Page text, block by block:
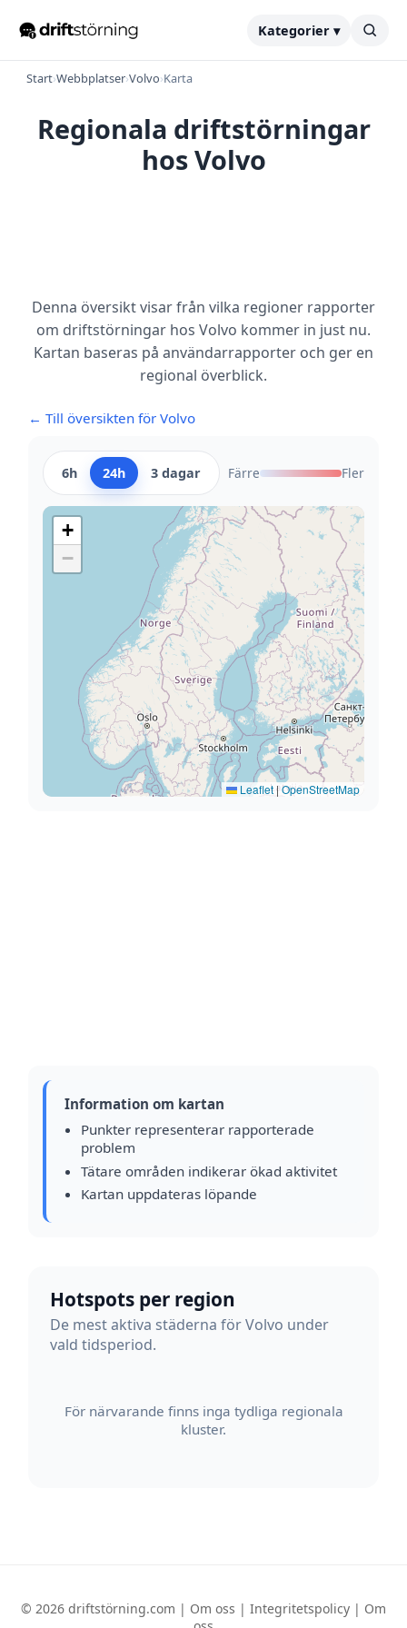
Kategorier ▾
Start›Webbplatser›Volvo›Karta
Regionala driftstörningar
hos Volvo
Denna översikt visar från vilka regioner rapporter
om driftstörningar hos Volvo kommer in just nu.
Kartan baseras på användarrapporter och ger en
regional överblick.
← Till översikten för Volvo
6h 24h 3 dagar Färre Fler
+
−
Leaflet|OpenStreetMap
Information om kartan
Punkter representerar rapporterade
problem
Tätare områden indikerar ökad aktivitet
Kartan uppdateras löpande
Hotspots per region
De mest aktiva städerna för Volvo under
vald tidsperiod.
För närvarande finns inga tydliga regionala
kluster.
© 2026 driftstörning.com | Om oss | Integritetspolicy | Om